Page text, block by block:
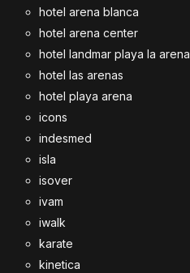
hotel arena blanca
hotel arena center
hotel landmar playa la arena
hotel las arenas
hotel playa arena
icons
indesmed
isla
isover
ivam
iwalk
karate
kinetica